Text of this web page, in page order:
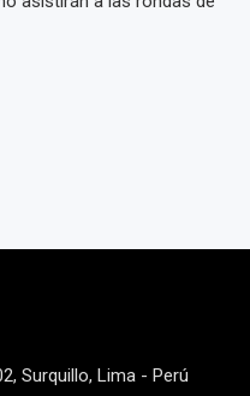
Surquillo, Lima - Perú